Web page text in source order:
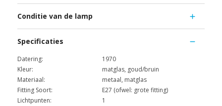
Conditie van de lamp
Specificaties
Datering:
1970
Kleur:
matglas, goud/bruin
Materiaal:
metaal, matglas
Fitting Soort:
E27 (ofwel: grote fitting)
Lichtpunten:
1